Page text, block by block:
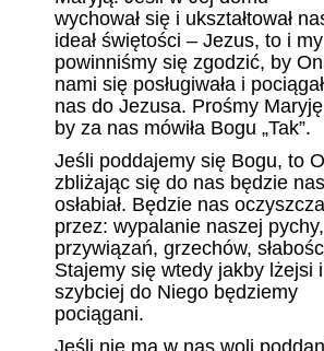
wychował się i ukształtował
ideał świętości – Jezus, to i my
powinniśmy się zgodzić, by
nami się posługiwała i
nas do Jezusa. Prośmy
by za nas mówiła Bogu „Tak”.
Jeśli poddajemy się Bogu, to
zbliżając się do nas będzie nas
osłabiał. Będzie nas
przez: wypalanie naszej pychy,
przywiązań, grzechów,
Stajemy się wtedy jakby lżejsi i
szybciej do Niego będziemy
pociągani.
Jeśli nie ma w nas woli